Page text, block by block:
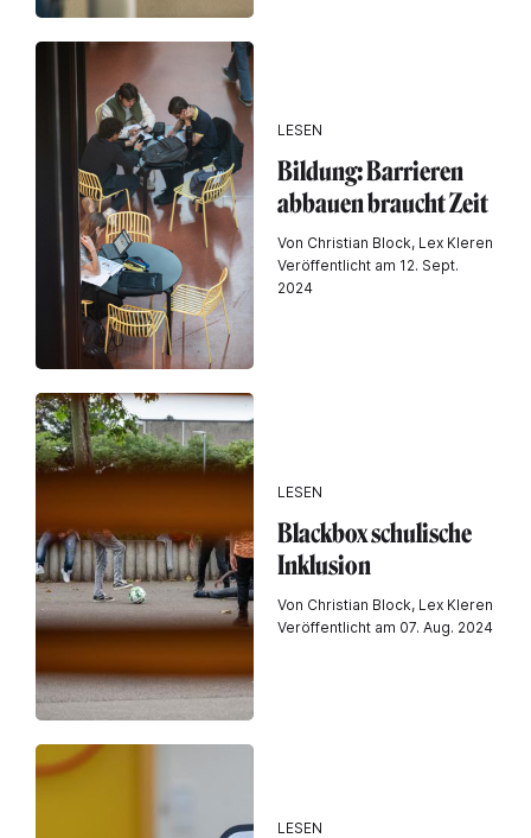
LESEN
Bildung: Barrieren
abbauen braucht Zeit
Von Christian Block, Lex Kleren
Veröffentlicht am 12. Sept.
2024
LESEN
Blackbox schulische
Inklusion
Von Christian Block, Lex Kleren
Veröffentlicht am 07. Aug. 2024
LESEN